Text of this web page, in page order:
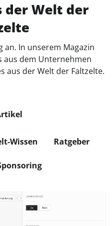
der Welt der
an. In unserem Magazin
aus dem Unternehmen
aus der Welt der Faltzelte.
Wissen Ratgeber